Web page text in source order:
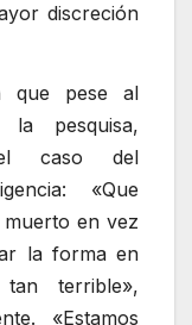
discreción
que pese al
pesquisa,
el caso del
«Que
en vez
la forma en
terrible»,
«Estamos